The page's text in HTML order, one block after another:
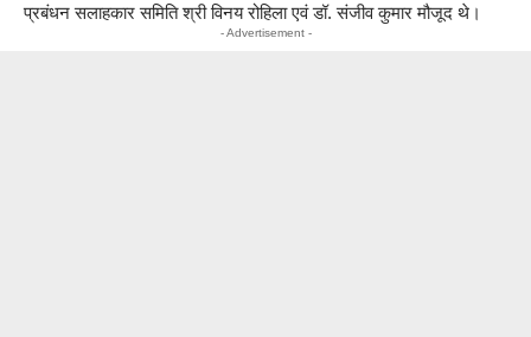
प्रबंधन सलाहकार समिति श्री विनय रोहिला एवं डॉ. संजीव कुमार मौजूद थे।
- Advertisement -